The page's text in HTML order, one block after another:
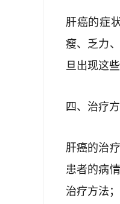
肝癌的症
瘦、乏力
旦出现这
四、治疗
肝癌的治
患者的病
治疗方法